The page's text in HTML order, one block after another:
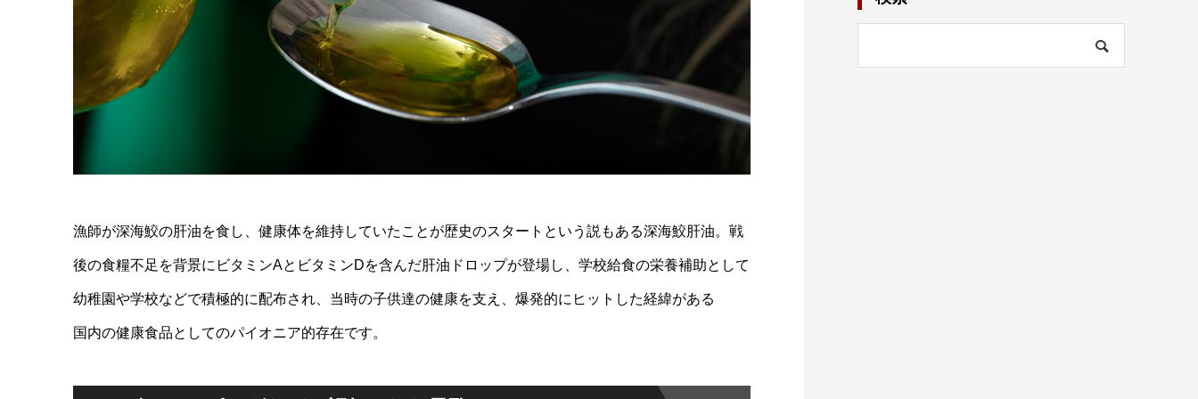
漁師が深海鮫の肝油を食し、健康体を維持していたことが歴史のスタートという説もある深海鮫肝油。戦
後の食糧不足を背景にビタミンAとビタミンDを含んだ肝油ドロップが登場し、学校給食の栄養補助として
幼稚園や学校などで積極的に配布され、当時の子供達の健康を支え、爆発的にヒットした経緯がある
国内の健康食品としてのパイオニア的存在です。